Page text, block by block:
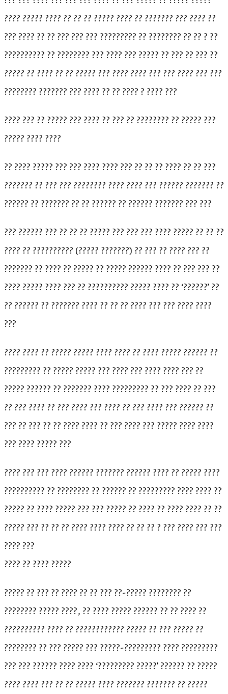
???? ????? ???? ?? ?? ?? ????? ???? ?? ??????? ??? ???? ??
??? ???? ?? ?? ??? ??? ??? ????????? ?? ???????? ?? ?? ? ??
?????????? ?? ???????? ??? ???? ??? ????? ?? ??? ?? ??? ??
????? ?? ???? ?? ?? ????? ??? ???? ???? ??? ??? ???? ??? ???
???????? ??????? ??? ???? ?? ?? ???? ? ???? ???
???? ??? ?? ????? ??? ???? ?? ??? ?? ???????? ?? ????? ???
????? ???? ????
?? ???? ????? ??? ??? ???? ???? ??? ?? ?? ?? ???? ?? ?? ???
??????? ?? ??? ??? ???????? ???? ???? ??? ?????? ??????? ??
?????? ?? ??????? ?? ?? ?????? ?? ?????? ??????? ??? ???
??? ?????? ??? ?? ?? ?? ????? ??? ??? ??? ???? ????? ?? ?? ??
???? ?? ?????????? (????? ???????) ?? ??? ?? ???? ??? ??
??????? ?? ???? ?? ????? ?? ????? ?????? ???? ?? ??? ??? ??
???? ????? ???? ??? ?? ?????????? ????? ???? ?? ‘??????’ ??
?? ?????? ?? ??????? ???? ?? ?? ?? ???? ??? ??? ???? ????
???
???? ???? ?? ????? ????? ???? ???? ?? ???? ????? ?????? ??
????????? ?? ????? ????? ??? ???? ??? ???? ???? ??? ??
????? ?????? ?? ??????? ???? ????????? ?? ??? ???? ?? ???
?? ??? ???? ?? ??? ???? ??? ???? ?? ??? ???? ??? ?????? ??
??? ?? ??? ?? ?? ???? ???? ?? ??? ???? ??? ????? ???? ????
??? ???? ????? ???
???? ??? ??? ???? ?????? ??????? ?????? ???? ?? ????? ????
?????????? ?? ???????? ?? ?????? ?? ????????? ???? ???? ??
????? ?? ???? ????? ??? ??? ????? ?? ???? ?? ???? ???? ?? ??
????? ??? ?? ?? ?? ???? ???? ???? ?? ?? ?? ? ??? ???? ??? ???
???? ???
???? ?? ???? ?????
????? ?? ??? ?? ???? ?? ?? ??? ??-????? ???????? ??
???????? ????? ????, ?? ???? ????? ?????? ?? ?? ???? ??
?????????? ???? ?? ???????????? ????? ?? ??? ????? ??
???????? ?? ??? ????? ??? ?????-????????? ???? ?????????
??? ??? ?????? ???? ???? ‘????????? ?????’ ?????? ?? ?????
???? ???? ??? ?? ?? ????? ???? ??????? ??????? ?? ?????